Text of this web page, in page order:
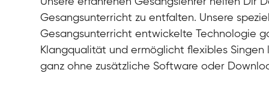
Gesangsunterricht zu entfalten. Unsere
Gesangsunterricht entwickelte Technologie
Klangqualität und ermöglicht flexibles
ganz ohne zusätzliche Software oder